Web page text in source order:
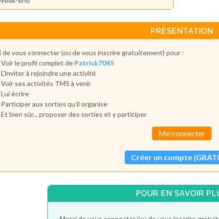
PRÉSENTATION
de vous connecter (ou de vous inscrire gratuitement) pour :
Voir le profil complet de Patrick7045
L'inviter à rejoindre une activité
Voir ses activités TMS à venir
Lui écrire
Participer aux sorties qu'il organise
Et bien sûr... proposer des sorties et y participer
Me connecter
Créer un compte
POUR EN SAVOIR